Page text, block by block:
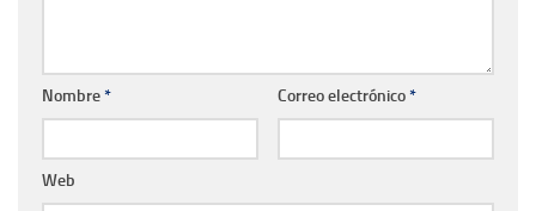
Nombre* Correo electrónico*
Web